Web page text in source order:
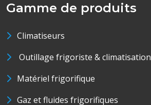
Gamme de produits
Climatiseurs
Outillage frigoriste & climatisation
Matériel frigorifique
Gaz et fluides frigorifiques